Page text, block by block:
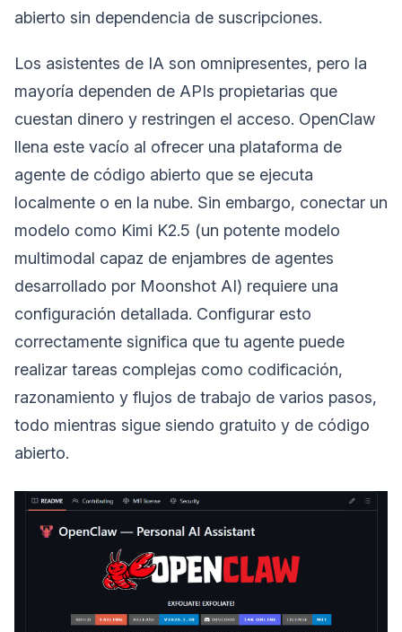
abierto sin dependencia de suscripciones.
Los asistentes de IA son omnipresentes, pero la
mayoría dependen de APIs propietarias que
cuestan dinero y restringen el acceso. OpenClaw
llena este vacío al ofrecer una plataforma de
agente de código abierto que se ejecuta
localmente o en la nube. Sin embargo, conectar un
modelo como Kimi K2.5 (un potente modelo
multimodal capaz de enjambres de agentes
desarrollado por Moonshot AI) requiere una
configuración detallada. Configurar esto
correctamente significa que tu agente puede
realizar tareas complejas como codificación,
razonamiento y flujos de trabajo de varios pasos,
todo mientras sigue siendo gratuito y de código
abierto.